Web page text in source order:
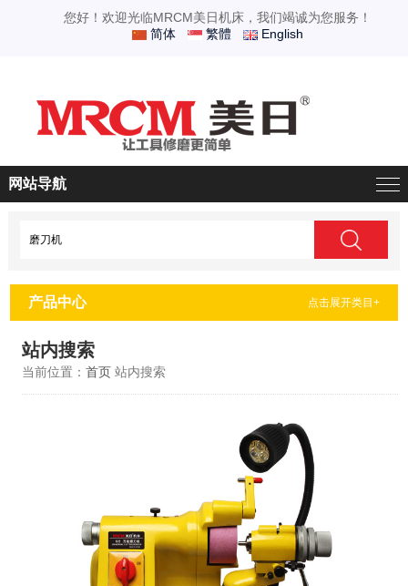
您好！欢迎光临MRCM美日机床，我们竭诚为您服务！
简体
繁體 English
网站导航
产品中心 点击展开类目+
站内搜索
当前位置： 首页站内搜索